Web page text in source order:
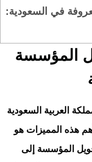
في السعودية:
المؤسسة
العربية السعودية
هذه المميزات هو
المؤسسة إلى